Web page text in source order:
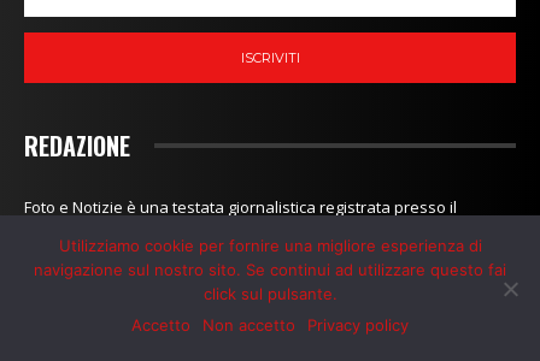
ISCRIVITI
REDAZIONE
Foto e Notizie è una testata giornalistica registrata presso il
Utilizziamo cookie per fornire una migliore esperienza di
navigazione sul nostro sito. Se continui ad utilizzare questo fai
click sul pulsante.
Accetto
Non accetto Privacy policy